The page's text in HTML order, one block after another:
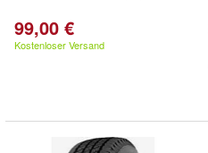
99,00 €
Kostenloser Versand